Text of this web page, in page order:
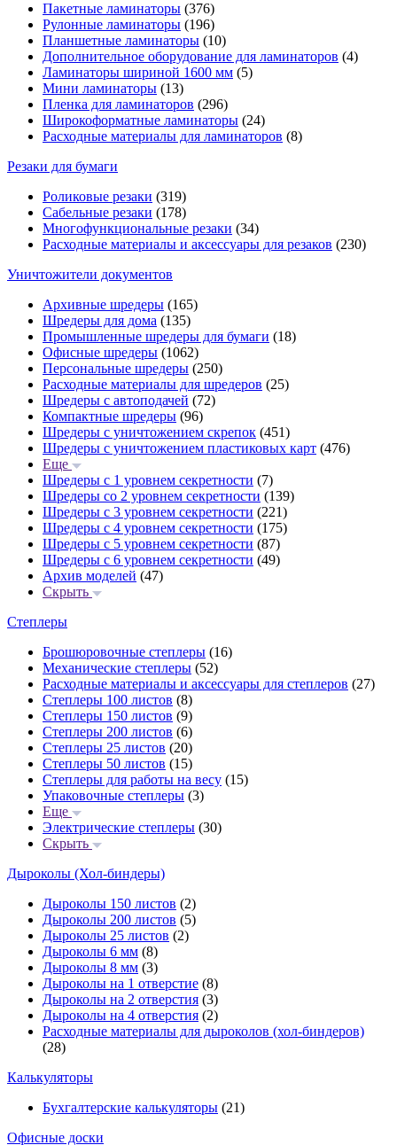
Пакетные ламинаторы (376)
Рулонные ламинаторы (196)
Планшетные ламинаторы (10)
Дополнительное оборудование для ламинаторов (4)
Ламинаторы шириной 1600 мм (5)
Мини ламинаторы (13)
Пленка для ламинаторов (296)
Широкоформатные ламинаторы (24)
Расходные материалы для ламинаторов (8)
Резаки для бумаги
Роликовые резаки (319)
Сабельные резаки (178)
Многофункциональные резаки (34)
Расходные материалы и аксессуары для резаков (230)
Уничтожители документов
Архивные шредеры (165)
Шредеры для дома (135)
Промышленные шредеры для бумаги (18)
Офисные шредеры (1062)
Персональные шредеры (250)
Расходные материалы для шредеров (25)
Шредеры с автоподачей (72)
Компактные шредеры (96)
Шредеры с уничтожением скрепок (451)
Шредеры с уничтожением пластиковых карт (476)
Еще
Шредеры с 1 уровнем секретности (7)
Шредеры со 2 уровнем секретности (139)
Шредеры с 3 уровнем секретности (221)
Шредеры с 4 уровнем секретности (175)
Шредеры с 5 уровнем секретности (87)
Шредеры с 6 уровнем секретности (49)
Архив моделей (47)
Скрыть
Степлеры
Брошюровочные степлеры (16)
Механические степлеры (52)
Расходные материалы и аксессуары для степлеров (27)
Степлеры 100 листов (8)
Степлеры 150 листов (9)
Степлеры 200 листов (6)
Степлеры 25 листов (20)
Степлеры 50 листов (15)
Степлеры для работы на весу (15)
Упаковочные степлеры (3)
Еще
Электрические степлеры (30)
Скрыть
Дыроколы (Хол-биндеры)
Дыроколы 150 листов (2)
Дыроколы 200 листов (5)
Дыроколы 25 листов (2)
Дыроколы 6 мм (8)
Дыроколы 8 мм (3)
Дыроколы на 1 отверстие (8)
Дыроколы на 2 отверстия (3)
Дыроколы на 4 отверстия (2)
Расходные материалы для дыроколов (хол-биндеров)
(28)
Калькуляторы
Бухгалтерские калькуляторы (21)
Офисные доски